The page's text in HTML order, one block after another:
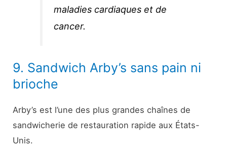
maladies cardiaques et de
cancer.
9. Sandwich Arby’s sans pain ni
brioche
Arby’s est l’une des plus grandes chaînes de
sandwicherie de restauration rapide aux États-
Unis.